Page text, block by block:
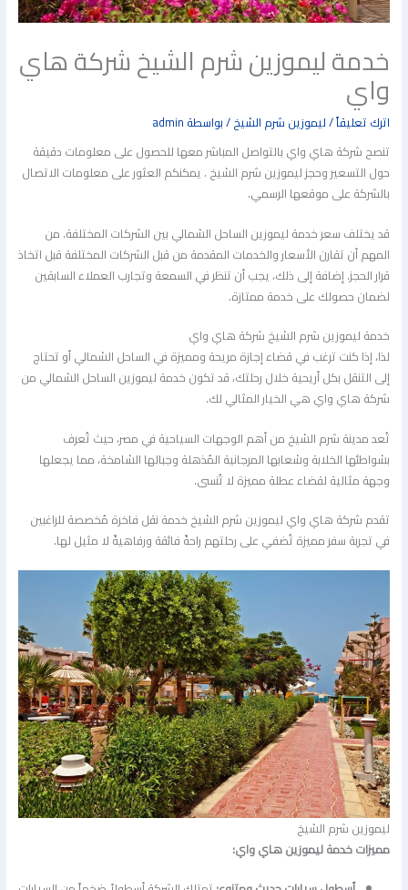
خدمة ليموزين شرم الشيخ شركة هاي
واي
اترك تعليقاً/ليموزين شرم الشيخ/ بواسطةadmin
تنصح شركة هاي واي بالتواصل المباشر معها للحصول على معلومات دقيقة
حول التسعير وحجز ليموزين شرم الشيخ . يمكنكم العثور على معلومات الاتصال
بالشركة على موقعها الرسمي.
قد يختلف سعر خدمة ليموزين الساحل الشمالي بين الشركات المختلفة. من
المهم أن تقارن الأسعار والخدمات المقدمة من قبل الشركات المختلفة قبل اتخاذ
قرار الحجز. إضافة إلى ذلك، يجب أن تنظر في السمعة وتجارب العملاء السابقين
لضمان حصولك على خدمة ممتازة.
خدمة ليموزين شرم الشيخ شركة هاي واي
لذا، إذا كنت ترغب في قضاء إجازة مريحة ومميزة في الساحل الشمالي أو تحتاج
إلى التنقل بكل أريحية خلال رحلتك، قد تكون خدمة ليموزين الساحل الشمالي من
شركة هاي واي هي الخيار المثالي لك.
تُعد مدينة شرم الشيخ من أهم الوجهات السياحية في مصر، حيث تُعرف
بشواطئها الخلابة وشعابها المرجانية المُذهلة وجبالها الشامخة، مما يجعلها
وجهة مثالية لقضاء عطلة مميزة لا تُنسى.
تقدم شركة هاي واي ليموزين شرم الشيخ خدمة نقل فاخرة مُخصصة للراغبين
في تجربة سفر مميزة تُضفي على رحلتهم راحةً فائقة ورفاهيةً لا مثيل لها.
ليموزين شرم الشيخ
مميزات خدمة ليموزين هاي واي: